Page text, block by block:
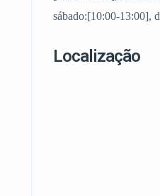
sábado:[10:00-13:00],
Localização